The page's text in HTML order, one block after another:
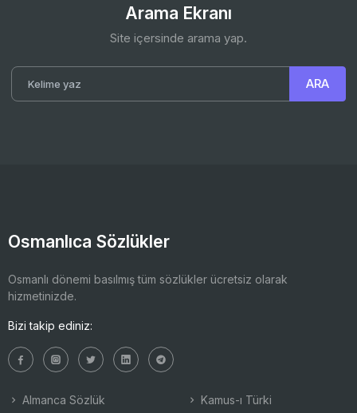
Arama Ekranı
Site içersinde arama yap.
Osmanlıca Sözlükler
Osmanlı dönemi basılmış tüm sözlükler ücretsiz olarak
hizmetinizde.
Bizi takip ediniz:
Almanca Sözlük Kamus-ı Türki